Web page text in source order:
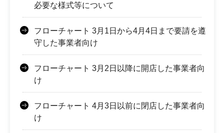
必要な様式等について
フローチャート 3月1日から4月4日まで要請を遵
守した事業者向け
フローチャート 3月2日以降に開店した事業者向
け
フローチャート 4月3日以前に閉店した事業者向
け